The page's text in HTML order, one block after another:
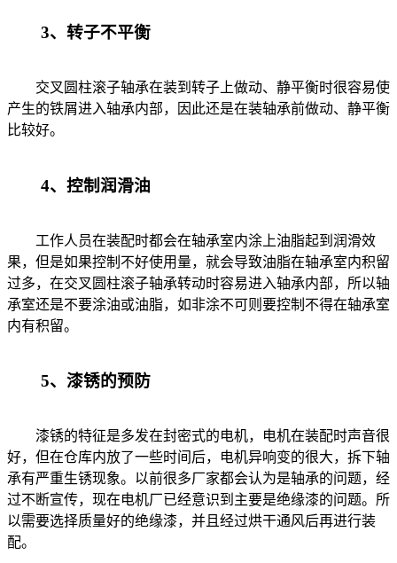
3、转子不平衡
交叉圆柱滚子轴承在装到转子上做动、静平衡时很容易使
产生的铁屑进入轴承内部，因此还是在装轴承前做动、静平衡
比较好。
4、控制润滑油
工作人员在装配时都会在轴承室内涂上油脂起到润滑效
果，但是如果控制不好使用量，就会导致油脂在轴承室内积留
过多，在交叉圆柱滚子轴承转动时容易进入轴承内部，所以轴
承室还是不要涂油或油脂，如非涂不可则要控制不得在轴承室
内有积留。
5、漆锈的预防
漆锈的特征是多发在封密式的电机，电机在装配时声音很
好，但在仓库内放了一些时间后，电机异响变的很大，拆下轴
承有严重生锈现象。以前很多厂家都会认为是轴承的问题，经
过不断宣传，现在电机厂已经意识到主要是绝缘漆的问题。所
以需要选择质量好的绝缘漆，并且经过烘干通风后再进行装
配。